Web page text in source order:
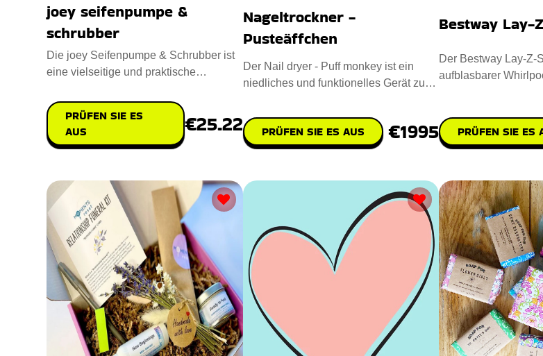
joey seifenpumpe &
schrubber
Die joey Seifenpumpe & Schrubber ist
eine vielseitige und praktische
PRÜFEN SIE ES
AUS
€25.22
Nageltrockner -
Pusteäffchen
Der Nail dryer - Puff monkey ist ein
niedliches und funktionelles Gerät zum
PRÜFEN SIE ES AUS €1995
Bestway Lay-
Der Bestway Lay-Z-
aufblasbarer
PRÜFEN SIE ES